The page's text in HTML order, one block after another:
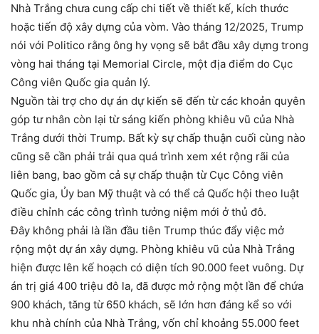
Nhà Trắng chưa cung cấp chi tiết về thiết kế, kích thước
hoặc tiến độ xây dựng của vòm. Vào tháng 12/2025, Trump
nói với Politico rằng ông hy vọng sẽ bắt đầu xây dựng trong
vòng hai tháng tại Memorial Circle, một địa điểm do Cục
Công viên Quốc gia quản lý.
Nguồn tài trợ cho dự án dự kiến ​​sẽ đến từ các khoản quyên
góp tư nhân còn lại từ sáng kiến ​​phòng khiêu vũ của Nhà
Trắng dưới thời Trump. Bất kỳ sự chấp thuận cuối cùng nào
cũng sẽ cần phải trải qua quá trình xem xét rộng rãi của
liên bang, bao gồm cả sự chấp thuận từ Cục Công viên
Quốc gia, Ủy ban Mỹ thuật và có thể cả Quốc hội theo luật
điều chỉnh các công trình tưởng niệm mới ở thủ đô.
Đây không phải là lần đầu tiên Trump thúc đẩy việc mở
rộng một dự án xây dựng. Phòng khiêu vũ của Nhà Trắng
hiện được lên kế hoạch có diện tích 90.000 feet vuông. Dự
án trị giá 400 triệu đô la, đã được mở rộng một lần để chứa
900 khách, tăng từ 650 khách, sẽ lớn hơn đáng kể so với
khu nhà chính của Nhà Trắng, vốn chỉ khoảng 55.000 feet